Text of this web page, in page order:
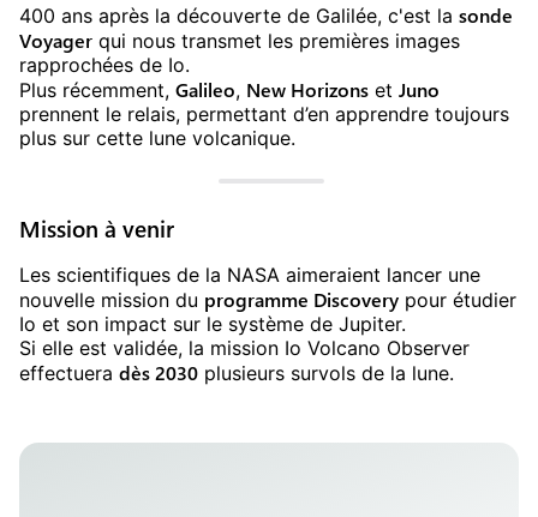
400 ans après la découverte de Galilée, c'est la sonde
Voyager qui nous transmet les premières images
rapprochées de Io.
Plus récemment, Galileo, New Horizons et Juno
prennent le relais, permettant d’en apprendre toujours
plus sur cette lune volcanique.
Mission à venir
Les scientifiques de la NASA aimeraient lancer une
nouvelle mission du programme Discovery pour étudier
Io et son impact sur le système de Jupiter.
Si elle est validée, la mission Io Volcano Observer
effectuera dès 2030 plusieurs survols de la lune.